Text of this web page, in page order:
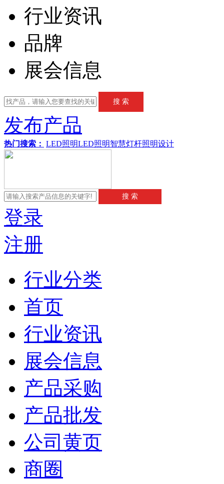
行业资讯
品牌
展会信息
发布产品
热门搜索： LED照明LED照明智慧灯杆照明设计
登录
注册
行业分类
首页
行业资讯
展会信息
产品采购
产品批发
公司黄页
商圈